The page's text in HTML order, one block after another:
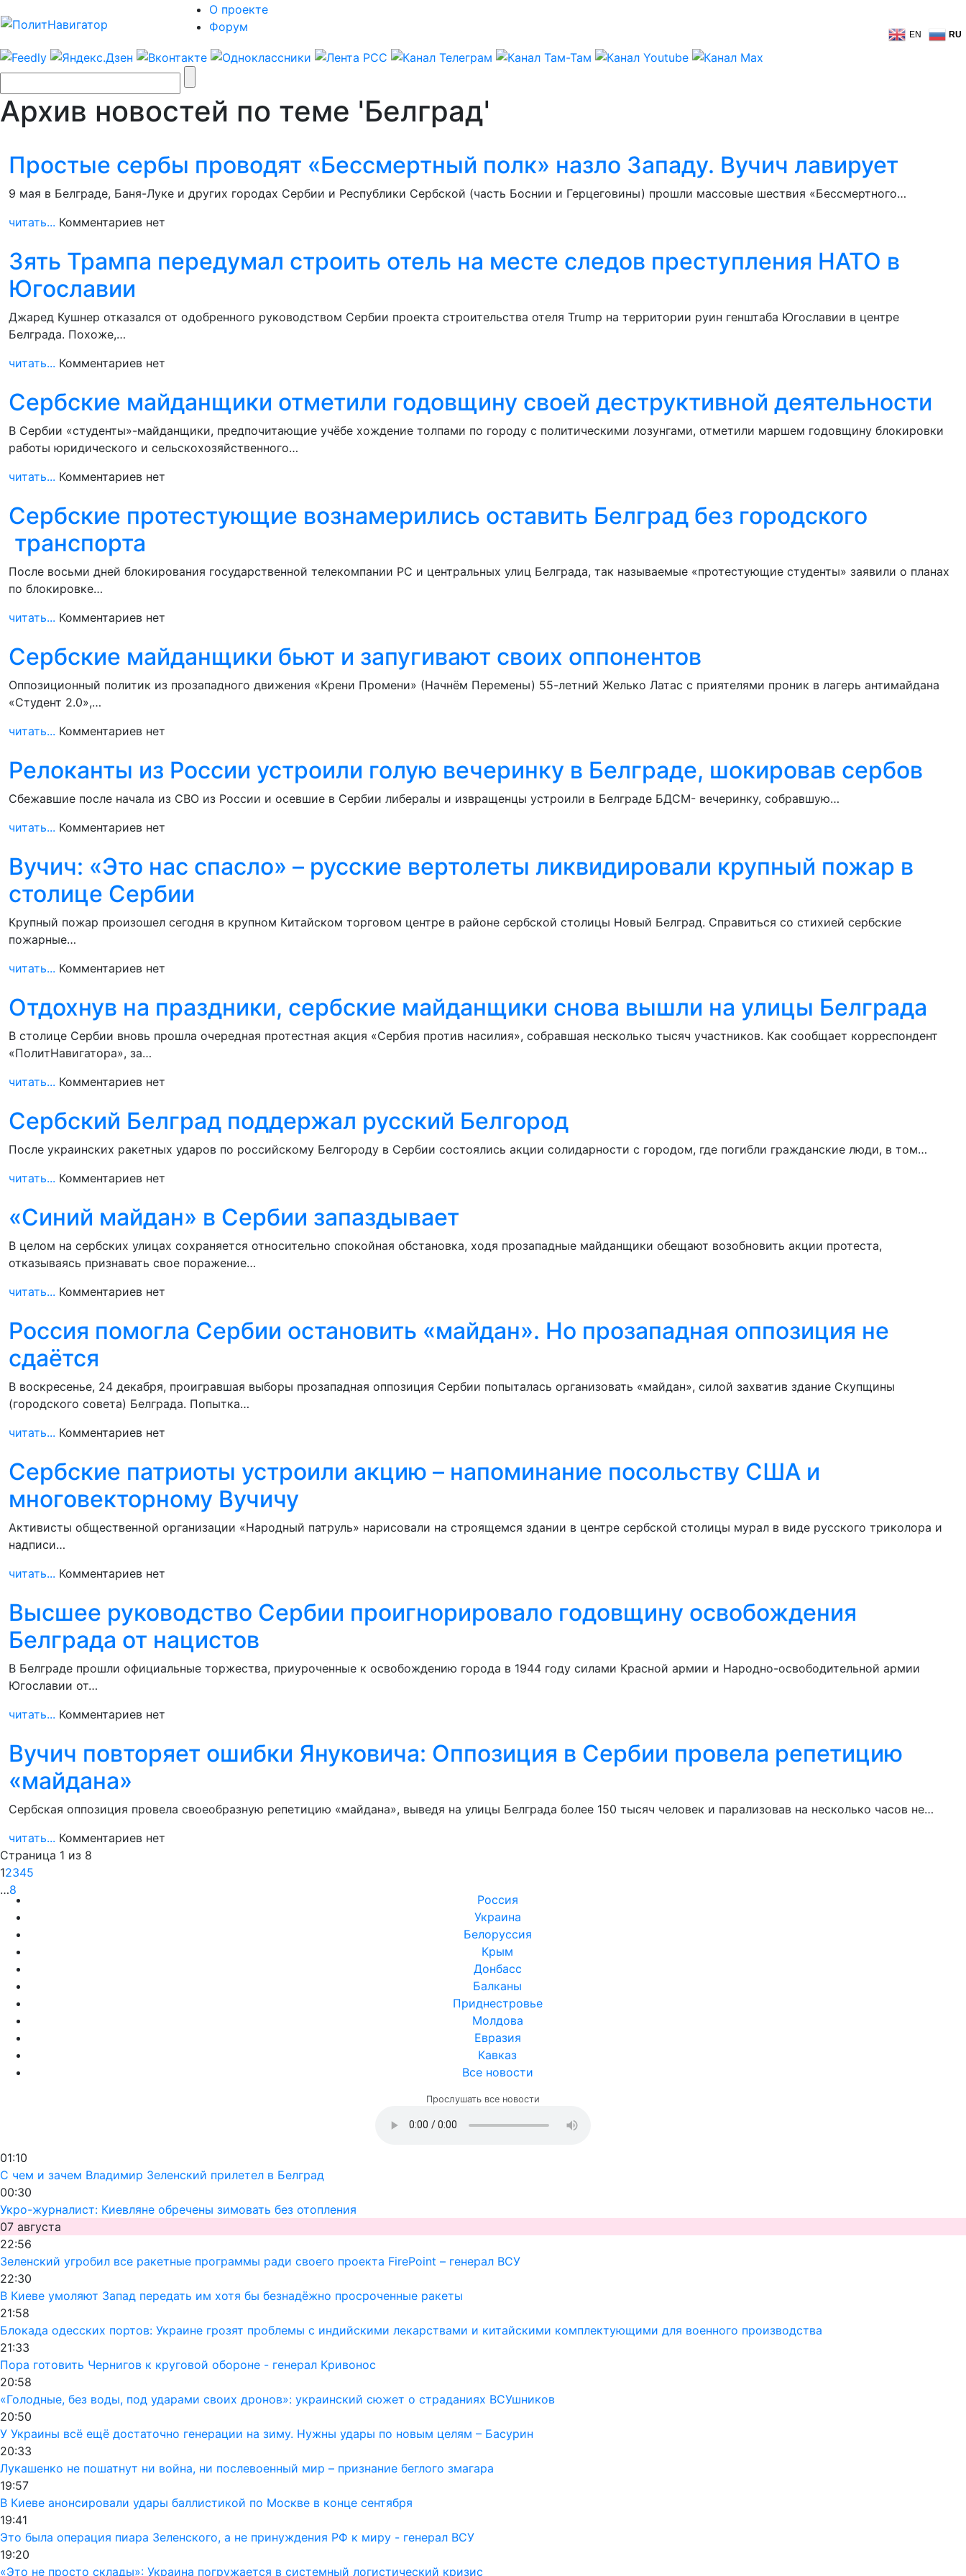
О проекте
Форум
EN RU
Архив новостей по теме 'Белград'
Простые сербы проводят «Бессмертный полк» назло Западу. Вучич лавирует
9 мая в Белграде, Баня-Луке и других городах Сербии и Республики Сербской (часть Боснии и Герцеговины) прошли массовые шествия «Бессмертного…
читать... Комментариев нет
Зять Трампа передумал строить отель на месте следов преступления НАТО в
Югославии
Джаред Кушнер отказался от одобренного руководством Сербии проекта строительства отеля Trump на территории руин генштаба Югославии в центре
Белграда. Похоже,…
читать... Комментариев нет
Сербские майданщики отметили годовщину своей деструктивной деятельности
В Сербии «студенты»-майданщики, предпочитающие учёбе хождение толпами по городу с политическими лозунгами, отметили маршем годовщину блокировки
работы юридического и сельскохозяйственного…
читать... Комментариев нет
Сербские протестующие вознамерились оставить Белград без городского
транспорта
После восьми дней блокирования государственной телекомпании РС и центральных улиц Белграда, так называемые «протестующие студенты» заявили о планах
по блокировке…
читать... Комментариев нет
Сербские майданщики бьют и запугивают своих оппонентов
Оппозиционный политик из прозападного движения «Крени Промени» (Начнём Перемены) 55-летний Желько Латас с приятелями проник в лагерь антимайдана
«Студент 2.0»,…
читать... Комментариев нет
Релоканты из России устроили голую вечеринку в Белграде, шокировав сербов
Сбежавшие после начала из СВО из России и осевшие в Сербии либералы и извращенцы устроили в Белграде БДСМ- вечеринку, собравшую…
читать... Комментариев нет
Вучич: «Это нас спасло» – русские вертолеты ликвидировали крупный пожар в
столице Сербии
Крупный пожар произошел сегодня в крупном Китайском торговом центре в районе сербской столицы Новый Белград. Справиться со стихией сербские
пожарные…
читать... Комментариев нет
Отдохнув на праздники, сербские майданщики снова вышли на улицы Белграда
В столице Сербии вновь прошла очередная протестная акция «Сербия против насилия», собравшая несколько тысяч участников. Как сообщает корреспондент
«ПолитНавигатора», за…
читать... Комментариев нет
Сербский Белград поддержал русский Белгород
После украинских ракетных ударов по российскому Белгороду в Сербии состоялись акции солидарности с городом, где погибли гражданские люди, в том…
читать... Комментариев нет
«Синий майдан» в Сербии запаздывает
В целом на сербских улицах сохраняется относительно спокойная обстановка, ходя прозападные майданщики обещают возобновить акции протеста,
отказываясь признавать свое поражение…
читать... Комментариев нет
Россия помогла Сербии остановить «майдан». Но прозападная оппозиция не
сдаётся
В воскресенье, 24 декабря, проигравшая выборы прозападная оппозиция Сербии попыталась организовать «майдан», силой захватив здание Cкупщины
(городского совета) Белграда. Попытка…
читать... Комментариев нет
Сербские патриоты устроили акцию – напоминание посольству США и
многовекторному Вучичу
Активисты общественной организации «Народный патруль» нарисовали на строящемся здании в центре сербской столицы мурал в виде русского триколора и
надписи…
читать... Комментариев нет
Высшее руководство Сербии проигнорировало годовщину освобождения
Белграда от нацистов
В Белграде прошли официальные торжества, приуроченные к освобождению города в 1944 году силами Красной армии и Народно-освободительной армии
Югославии от…
читать... Комментариев нет
Вучич повторяет ошибки Януковича: Оппозиция в Сербии провела репетицию
«майдана»
Сербская оппозиция провела своеобразную репетицию «майдана», выведя на улицы Белграда более 150 тысяч человек и парализовав на несколько часов не…
читать... Комментариев нет
Страница 1 из 8
12345
…8
Россия
Украина
Белоруссия
Крым
Донбасс
Балканы
Приднестровье
Молдова
Евразия
Кавказ
Все новости
Прослушать все новости
01:10
С чем и зачем Владимир Зеленский прилетел в Белград
00:30
Укро-журналист: Киевляне обречены зимовать без отопления
07 августа
22:56
Зеленский угробил все ракетные программы ради своего проекта FirePoint – генерал ВСУ
22:30
В Киеве умоляют Запад передать им хотя бы безнадёжно просроченные ракеты
21:58
Блокада одесских портов: Украине грозят проблемы с индийскими лекарствами и китайскими комплектующими для военного производства
21:33
Пора готовить Чернигов к круговой обороне - генерал Кривонос
20:58
«Голодные, без воды, под ударами своих дронов»: украинский сюжет о страданиях ВСУшников
20:50
У Украины всё ещё достаточно генерации на зиму. Нужны удары по новым целям – Басурин
20:33
Лукашенко не пошатнут ни война, ни послевоенный мир – признание беглого змагара
19:57
В Киеве анонсировали удары баллистикой по Москве в конце сентября
19:41
Это была операция пиара Зеленского, а не принуждения РФ к миру - генерал ВСУ
19:20
«Это не просто склады»: Украина погружается в системный логистический кризис